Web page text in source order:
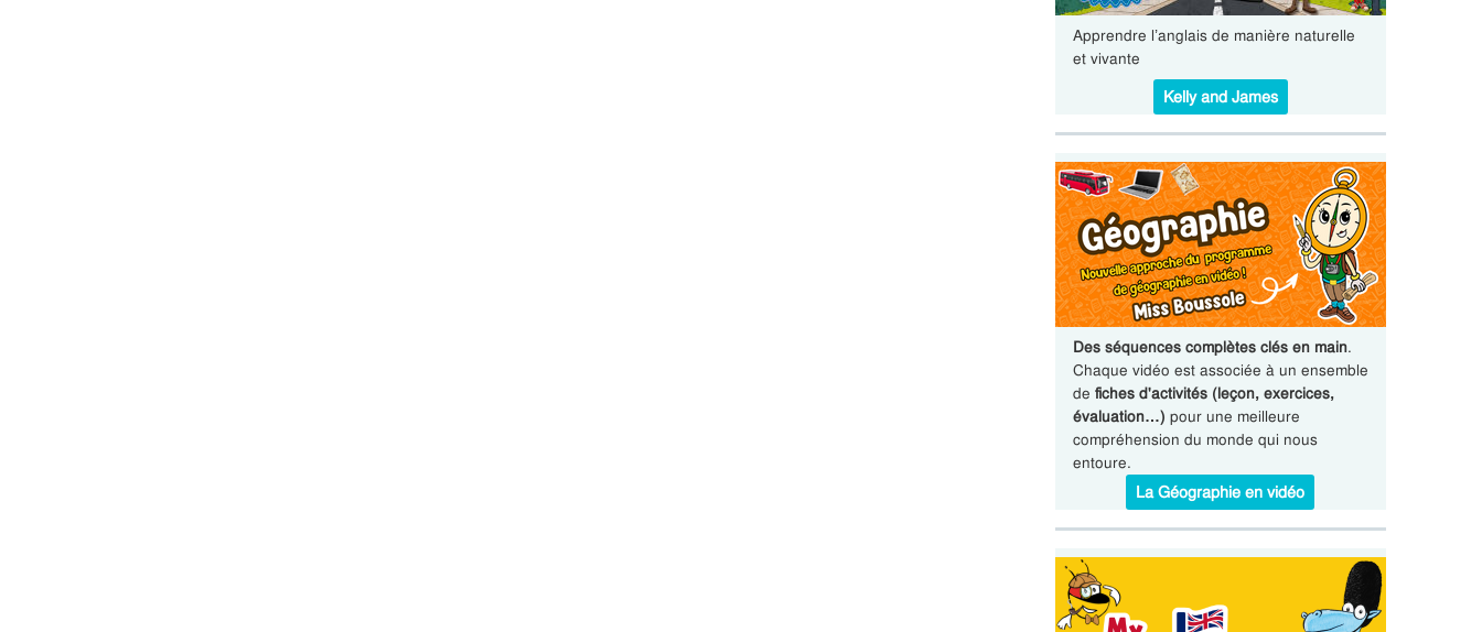
Apprendre l’anglais de manière naturelle
et vivante
Kelly and James
Des séquences complètes clés en main.
Chaque vidéo est associée à un ensemble
de fiches d'activités (leçon, exercices,
évaluation…) pour une meilleure
compréhension du monde qui nous
entoure.
La Géographie en vidéo